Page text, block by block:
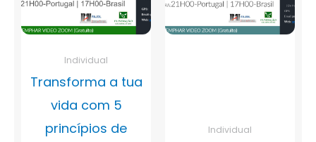
Individual
Transforma a tua
vida com 5
princípios de
Individual